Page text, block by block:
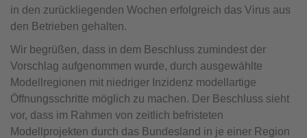
in den zurückliegenden Wochen erfolgreich das Virus aus
den Betrieben gehalten.
Wir begrüßen, dass in dem Beschluss zumindest der
Vorschlag aufgenommen wurde, durch ausgewählte
Modellregionen mit niedriger Inzidenz modellartige
Öffnungsschritte möglich zu machen. Der Beschluss sieht
vor, dass im Rahmen von zeitlich befristeten
Modellprojekten durch das Bundesland in je einer Region